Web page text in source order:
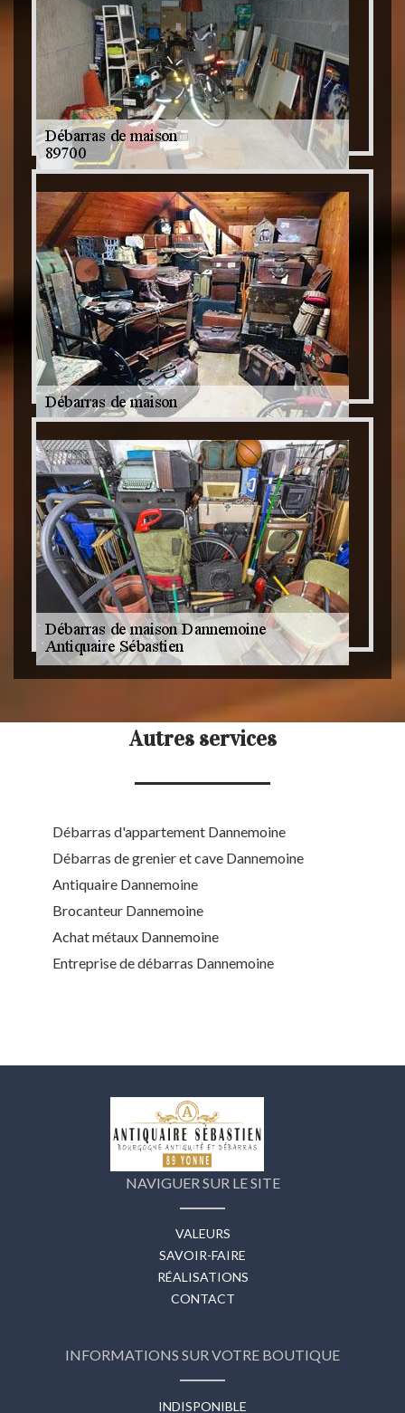
Autres services
Débarras d'appartement Dannemoine
Débarras de grenier et cave Dannemoine
Antiquaire Dannemoine
Brocanteur Dannemoine
Achat métaux Dannemoine
Entreprise de débarras Dannemoine
NAVIGUER SUR LE SITE
VALEURS
SAVOIR-FAIRE
RÉALISATIONS
CONTACT
INFORMATIONS SUR VOTRE BOUTIQUE
INDISPONIBLE